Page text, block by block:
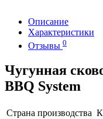
Описание
Характеристики
Отзывы 0
Чугунная
BBQ System
Страна производства